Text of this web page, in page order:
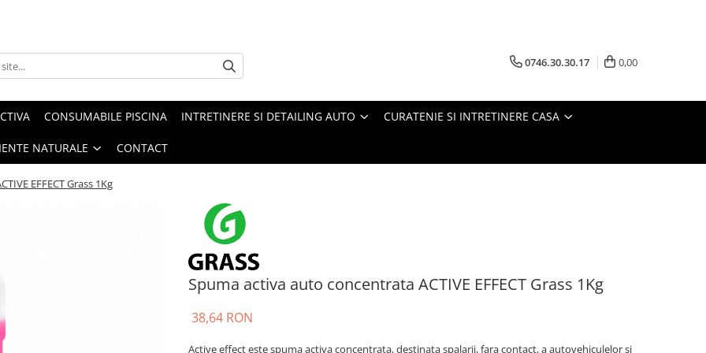
0746.30.30.17 0,00
CONSUMABILE PISCINA INTRETINERE SI DETAILING AUTO CURATENIE SI INTRETINERE CASA
NATURALE CONTACT
EFFECT Grass 1Kg
Spuma activa auto concentrata ACTIVE EFFECT Grass 1Kg
38,64 RON
Active effect este spuma activa concentrata, destinata spalarii, fara contact, a autovehiculelor si